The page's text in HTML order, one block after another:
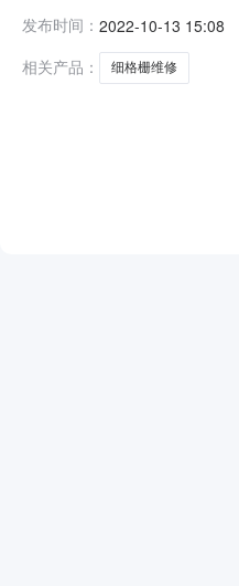
发布时间： 2022-10-13 15:08
相关产品：
细格栅维修